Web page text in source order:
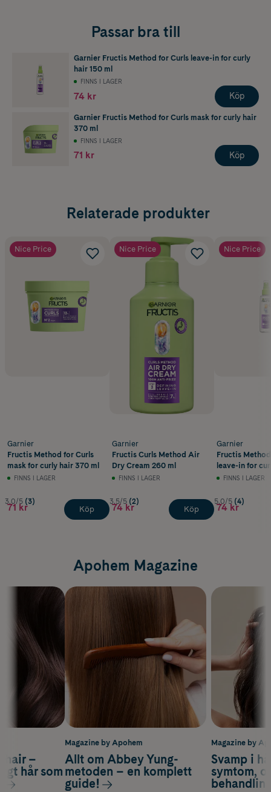
Passar bra till
Garnier Fructis Method for Curls leave-in for curly
hair 150 ml
FINNS I LAGER
74 kr Köp
Garnier Fructis Method for Curls mask for curly hair
370 ml
FINNS I LAGER
71 kr Köp
Relaterade produkter
Nice Price
Garnier
Fructis Method for Curls
mask for curly hair 370 ml
FINNS I LAGER
3.0/5 (3)
71 kr Köp
Nice Price
Garnier
Fructis Curls Method Air
Dry Cream 260 ml
FINNS I LAGER
3.5/5 (2)
74 kr Köp
Nice Price
Garnier
Fructis
leave-in for
150 ml
FINNS I LAGER
5.0/5 (4)
74 kr
Apohem Magazine
Magazine by
Svamp i
symtom,
hair –
hår som
Magazine by Apohem
Allt om Abbey Yung-
metoden – en komplett
guide!